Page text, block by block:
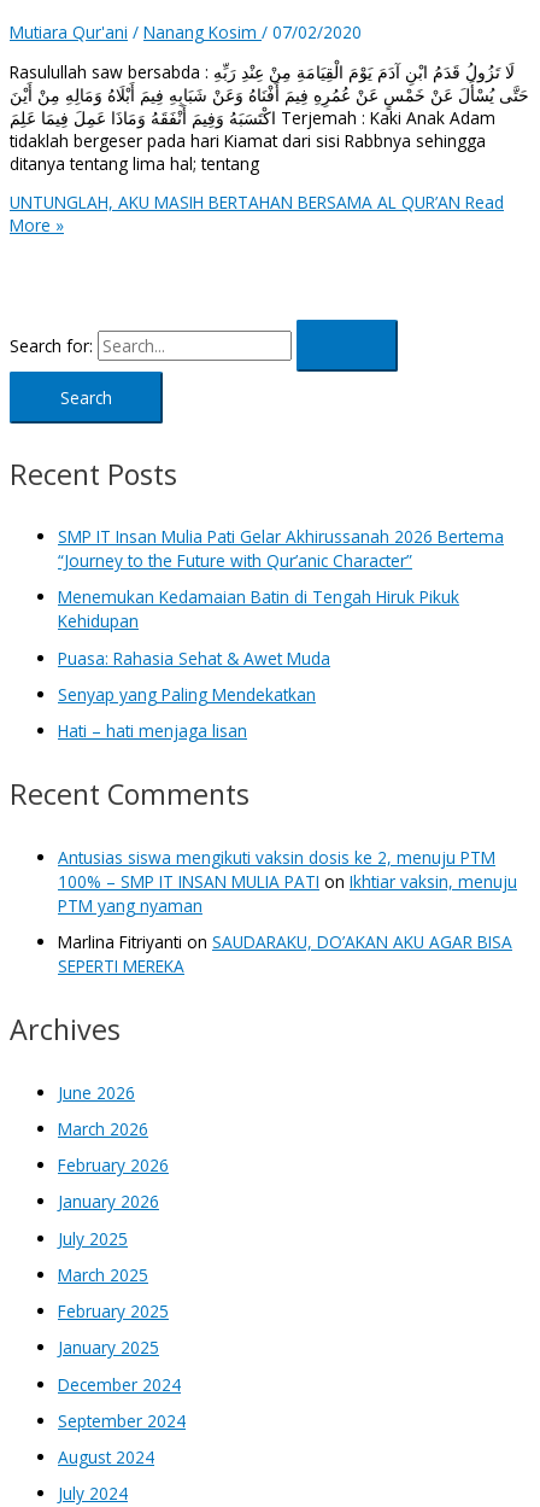
Mutiara Qur'ani / Nanang Kosim / 07/02/2020
Rasulullah saw bersabda : لَا تَزُولُ قَدَمُ ابْنِ آدَمَ يَوْمَ الْقِيَامَةِ مِنْ عِنْدِ رَبِّهِ
حَتَّى يُسْأَلَ عَنْ خَمْسٍ عَنْ عُمُرِهِ فِيمَ أَفْنَاهُ وَعَنْ شَبَابِهِ فِيمَ أَبْلَاهُ وَمَالِهِ مِنْ أَيْنَ
اكْتَسَبَهُ وَفِيمَ أَنْفَقَهُ وَمَاذَا عَمِلَ فِيمَا عَلِمَ Terjemah : Kaki Anak Adam
tidaklah bergeser pada hari Kiamat dari sisi Rabbnya sehingga
ditanya tentang lima hal; tentang
UNTUNGLAH, AKU MASIH BERTAHAN BERSAMA AL QUR’AN Read
More »
Search for:
Recent Posts
SMP IT Insan Mulia Pati Gelar Akhirussanah 2026 Bertema
“Journey to the Future with Qur’anic Character”
Menemukan Kedamaian Batin di Tengah Hiruk Pikuk
Kehidupan
Puasa: Rahasia Sehat & Awet Muda
Senyap yang Paling Mendekatkan
Hati – hati menjaga lisan
Recent Comments
Antusias siswa mengikuti vaksin dosis ke 2, menuju PTM
100% – SMP IT INSAN MULIA PATI on Ikhtiar vaksin, menuju
PTM yang nyaman
Marlina Fitriyanti on SAUDARAKU, DO’AKAN AKU AGAR BISA
SEPERTI MEREKA
Archives
June 2026
March 2026
February 2026
January 2026
July 2025
March 2025
February 2025
January 2025
December 2024
September 2024
August 2024
July 2024